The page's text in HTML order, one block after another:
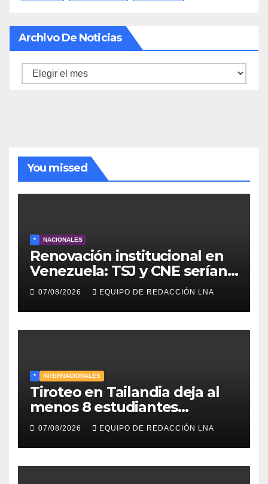
Archivo De Noticias
Archivo
You missed
* NACIONALES
Renovación institucional en
Venezuela: TSJ y CNE serían
designados a finales de 2026
07/08/2026 EQUIPO DE REDACCIÓN LNA
* INTERNACIONALES
Tiroteo en Tailandia deja al
menos 8 estudiantes
muertos y 30 heridos
07/08/2026 EQUIPO DE REDACCIÓN LNA